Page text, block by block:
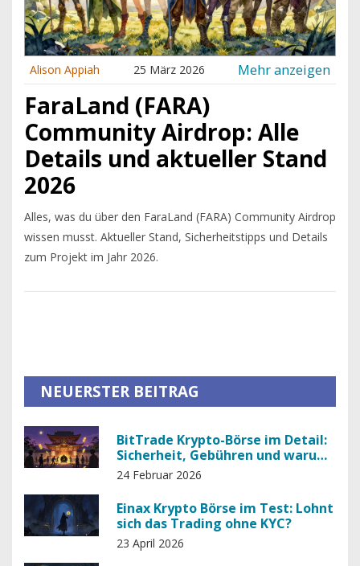
Alison Appiah 25 März 2026 Mehr anzeigen
FaraLand (FARA)
Community Airdrop: Alle
Details und aktueller Stand
2026
Alles, was du über den FaraLand (FARA) Community Airdrop
wissen musst. Aktueller Stand, Sicherheitstipps und Details
zum Projekt im Jahr 2026.
NEUERSTER BEITRAG
BitTrade Krypto-Börse im Detail:
Sicherheit, Gebühren und warum
sie riskant ist
24 Februar 2026
Einax Krypto Börse im Test: Lohnt
sich das Trading ohne KYC?
23 April 2026